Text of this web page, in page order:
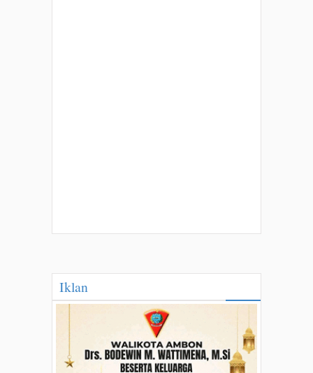
Iklan